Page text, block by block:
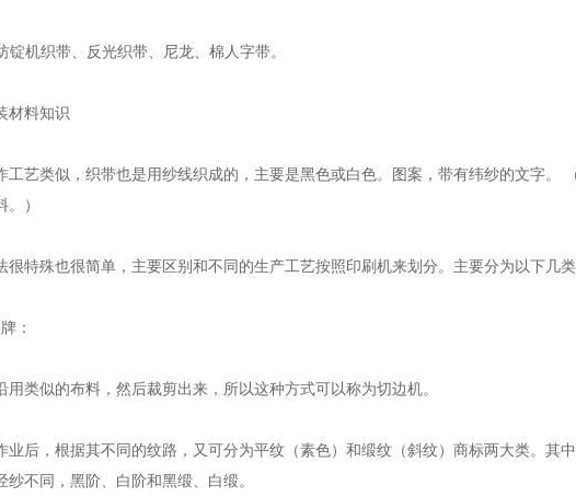
锭机织带、反光织带、尼龙、棉人字带。
材料知识
工艺类似，织带也是用纱线织成的，主要是黑色或白色。图案，带有纬纱的文字。
）
很特殊也很简单，主要区别和不同的生产工艺按照印刷机来划分。主要分为以下几类
：
用类似的布料，然后裁剪出来，所以这种方式可以称为切边机。
业后，根据其不同的纹路，又可分为平纹（素色）和缎纹（斜纹）商标两大类。其
纱不同，黑阶、白阶和黑缎、白缎。